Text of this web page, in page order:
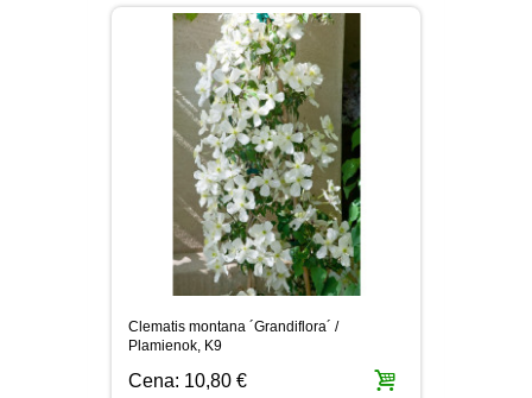
SANVITÁLIA
MLIEČNIK
MARGARÉTA - EURYOPS
Clematis montana ´Grandiflora´ /
Plamienok, K9
Cena: 10,80 €